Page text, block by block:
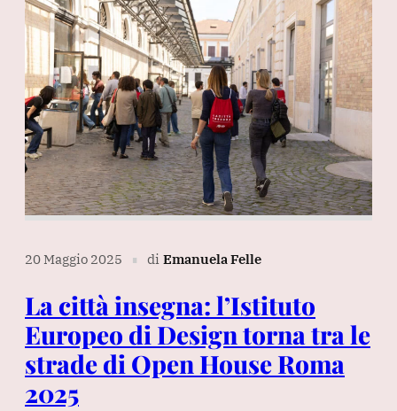
20 Maggio 2025 ∎ di Emanuela Felle
La città insegna: l’Istituto
Europeo di Design torna tra le
strade di Open House Roma
2025